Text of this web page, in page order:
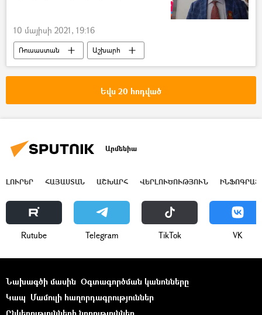
10 մայիսի 2021, 19:16
Ռուսաստան
Աշխարհ
Հովհաննես Բաղրամյան
Դոնի Ռոստով
Եվս 20 հոդված
Արմենիա
ԼՈՒՐԵՐ ՀԱՅԱՍՏԱՆ ԱՇԽԱՐՀ ՎԵՐԼՈՒԾՈՒԹՅՈՒՆ
Rutube Telegram ТikТоk VK
Նախագծի մասին Օգտագործման կանոնները
Կապ Մամուլի հաղորդագրություններ
Ընկերությունների նորություններ